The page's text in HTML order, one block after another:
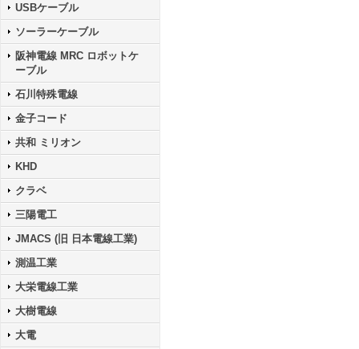
USBケーブル
ソーラーケーブル
阪神電線 MRC ロボットケ
ーブル
石川特殊電線
金子コード
共和 ミリオン
KHD
クラベ
三陽電工
JMACS (旧 日本電線工業)
測温工業
大栄電線工業
大樹電線
大電